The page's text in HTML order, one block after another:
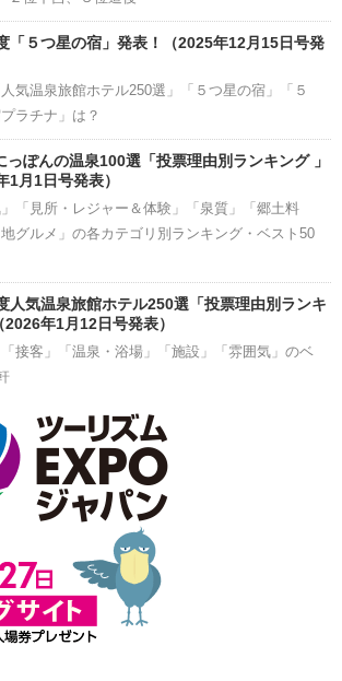
「５つ星の宿」発表！（2025年12月15日号発
気温泉旅館ホテル250選」「５つ星の宿」「５
ラチナ」は？
っぽんの温泉100選「投票理由別ランキング 」
1月1日号発表）
」「見所・レジャー＆体験」「泉質」「郷土料
グルメ」の各カテゴリ別ランキング・ベスト50
人気温泉旅館ホテル250選「投票理由別ランキ
2026年1月12日号発表）
「接客」「温泉・浴場」「施設」「雰囲気」のベ